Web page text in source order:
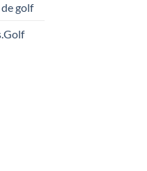
golf